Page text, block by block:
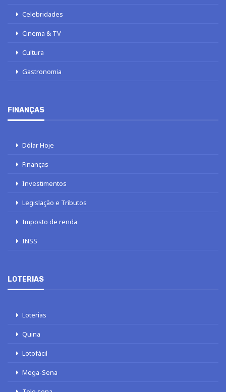
Celebridades
Cinema & TV
Cultura
Gastronomia
FINANÇAS
Dólar Hoje
Finanças
Investimentos
Legislação e Tributos
Imposto de renda
INSS
LOTERIAS
Loterias
Quina
Lotofácil
Mega-Sena